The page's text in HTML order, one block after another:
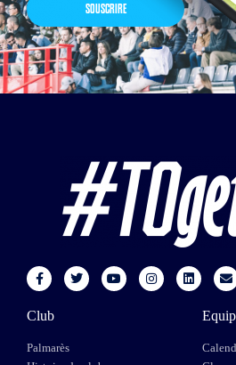
SOUSCRIRE
Club
Palmarès